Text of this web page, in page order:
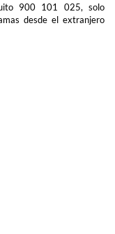
900 101 025, solo
desde el extranjero